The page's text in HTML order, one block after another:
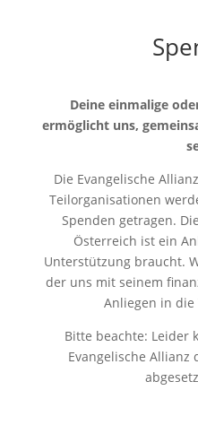
Deine einmalige
ermöglicht uns,
Die Evangelische
Teilorganisationen
Spenden getragen.
Österreich ist ein
Unterstützung braucht.
der uns mit seinem
Anliegen in die
Bitte beachte: Leider
Evangelische